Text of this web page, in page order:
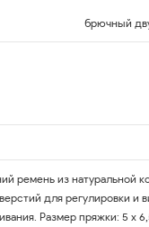
брючный
ремень из натуральной
для регулировки и
Размер пряжки: 5 х